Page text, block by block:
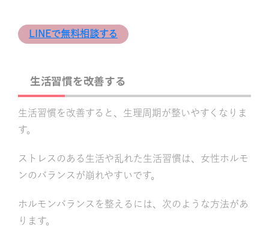
LINEで無料相談する
生活習慣を改善する
生活習慣を改善すると、生理周期が整いやすくなりま
す。
ストレスのある生活や乱れた生活習慣は、女性ホルモ
ンのバランスが崩れやすいです。
ホルモンバランスを整えるには、次のような方法があ
ります。